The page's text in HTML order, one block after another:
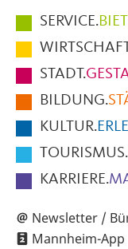
im
Fußbereich
der
Seite
SERVICE.
STADT.
BILDUNG.
KULTUR.
TOURISMUS.
KARRIERE.
Newsletter /
Mannheim-App